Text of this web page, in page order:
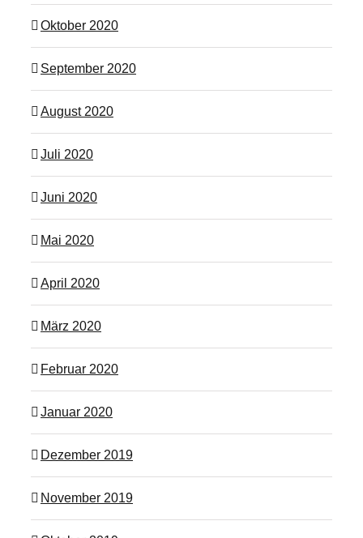
Oktober 2020
September 2020
August 2020
Juli 2020
Juni 2020
Mai 2020
April 2020
März 2020
Februar 2020
Januar 2020
Dezember 2019
November 2019